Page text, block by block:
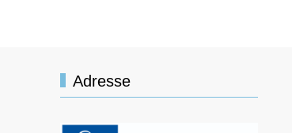
Adresse